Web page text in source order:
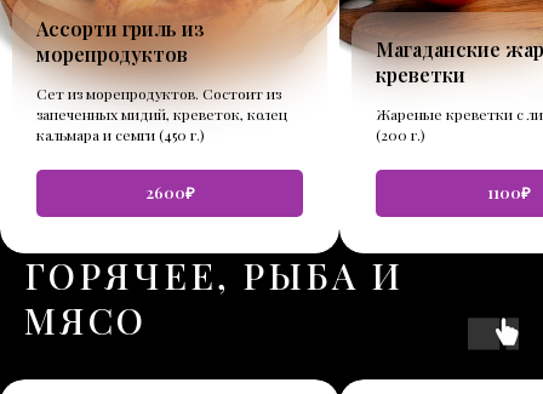
Ассорти гриль из
морепродуктов
Сет из морепродуктов. Состоит из
запеченных мидий, креветок, колец
кальмара и семги (450 г.)
2600₽
Магаданские
креветки
Жареные креветки с
(200 г.)
1100₽
ГОРЯЧЕЕ, РЫБА И
МЯСО